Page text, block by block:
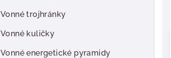
Vonné trojhránky
Vonné kuličky
Vonné energetické pyramidy